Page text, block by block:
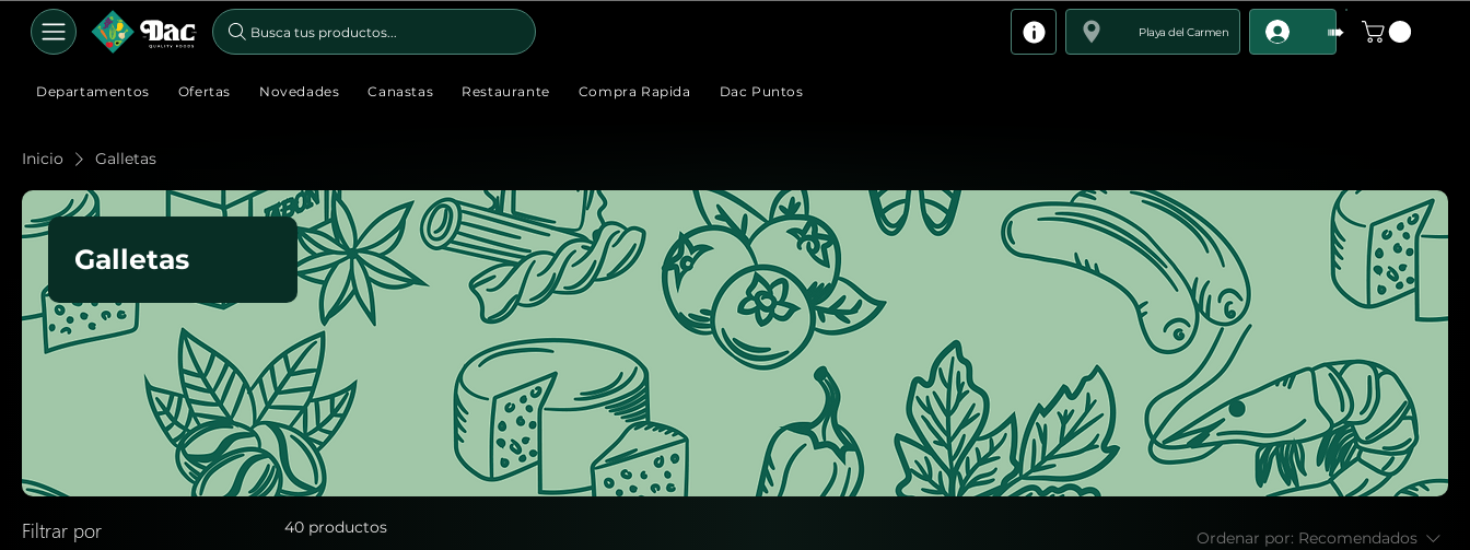
Busca tus productos... Playa del Carmen ➠
Departamentos Ofertas Novedades Canastas Restaurante Compra Rapida Dac Puntos
Inicio Galletas
Galletas
Filtrar por 40 productos
Ordenar por: Recomendados